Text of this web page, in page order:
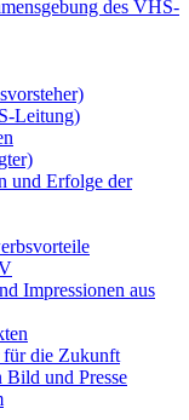
des VHS-
Leitung)
und Erfolge der
Impressionen aus
für die Zukunft
und Presse